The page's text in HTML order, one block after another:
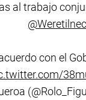
al trabajo
con el